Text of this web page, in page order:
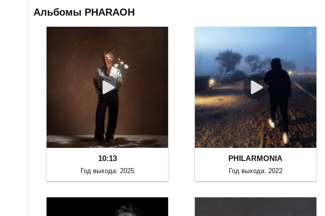
Альбомы PHARAOH
10:13
Год выхода: 2025
PHILARMONIA
Год выхода: 2022